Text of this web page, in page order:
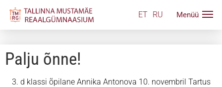
ET RU
Palju õnne!
3. d klassi õpilane Annika Antonova 10. novembril Tartus